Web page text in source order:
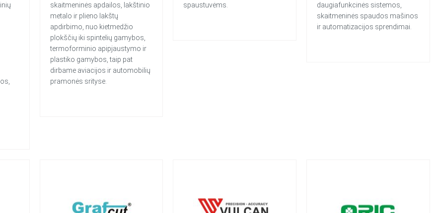
skaitmeninės apdailos, lakštinio
metalo ir plieno lakštų
apdirbimo, nuo kietmedžio
plokščių iki spintelių gamybos,
termoforminio apipjaustymo ir
plastiko gamybos, taip pat
dirbame aviacijos ir automobilių
pramonės srityse.
spaustuvėms.
daugiafunkcinės sistemos,
skaitmeninės spaudos mašinos
ir automatizacijos sprendimai.